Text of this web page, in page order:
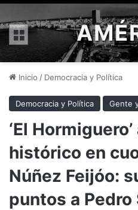
Menú
Inicio / Democracia y Política
Democracia y Política Gente
‘El
histórico en
Núñez Feijóo:
puntos a Pedro